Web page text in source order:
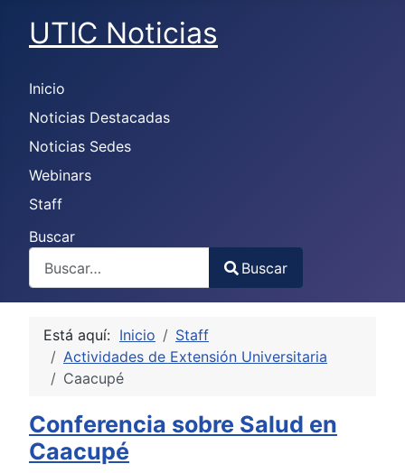
UTIC Noticias
Inicio
Noticias Destacadas
Noticias Sedes
Webinars
Staff
Buscar
Type 2 or more characters for results.
Buscar
Está aquí: Inicio
Staff
Actividades de Extensión Universitaria
Caacupé
Conferencia sobre Salud en
Caacupé